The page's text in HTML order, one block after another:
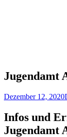
Jugendamt
Dezember 12, 2020
Infos und
Jugendamt